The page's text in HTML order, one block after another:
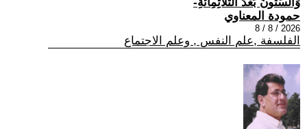
حمودة المعناوي
2026 / 8 / 8
الفلسفة ,علم النفس , وعلم الاجتماع